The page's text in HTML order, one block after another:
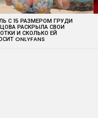
С 15 РАЗМЕРОМ ГРУДИ
РАСКРЫЛА СВОИ
И СКОЛЬКО ЕЙ
ONLYFANS